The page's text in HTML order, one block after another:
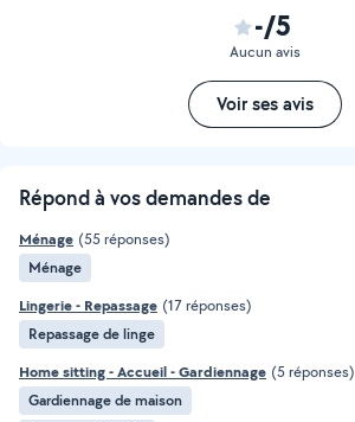
-/5
Aucun avis
Voir ses avis
Répond à vos demandes de
Ménage (55 réponses)
Ménage
Lingerie - Repassage (17 réponses)
Repassage de linge
Home sitting - Accueil - Gardiennage (5 réponses)
Gardiennage de maison